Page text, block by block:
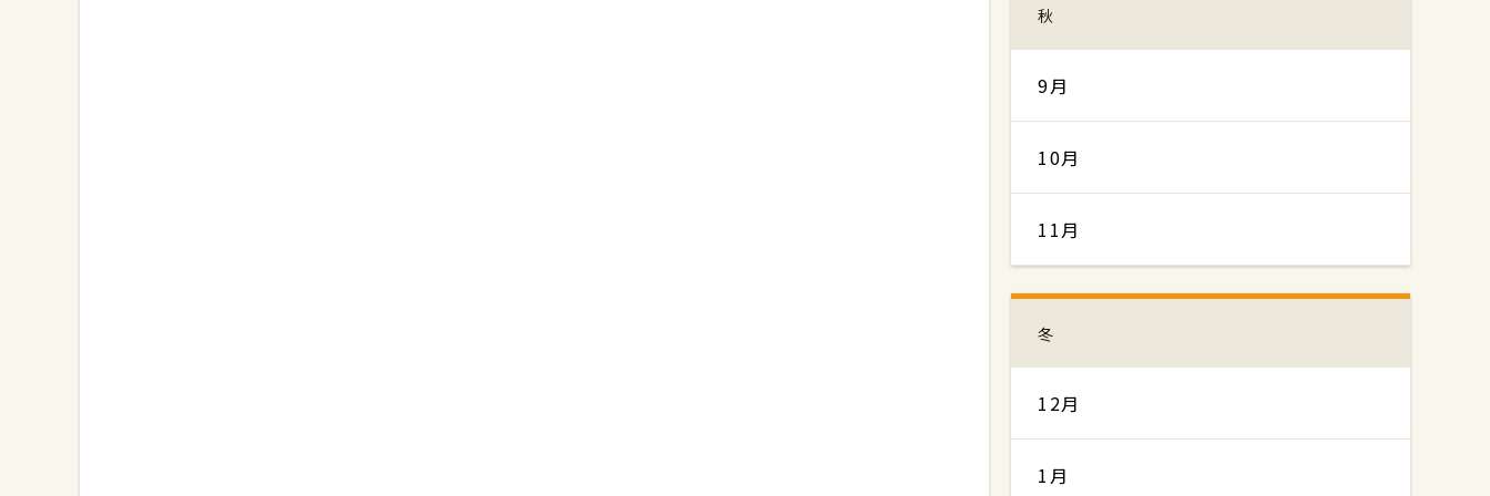
秋
9月
10月
11月
冬
12月
1月